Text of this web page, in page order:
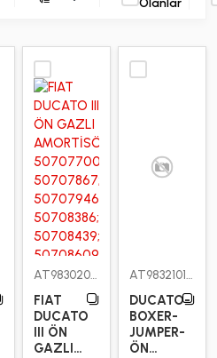
Olanlar
AT9830201PS
FIAT
DUCATO
III ÖN
GAZLI
AT9832101PN
DUCATO-
BOXER-
JUMPER-
ÖN